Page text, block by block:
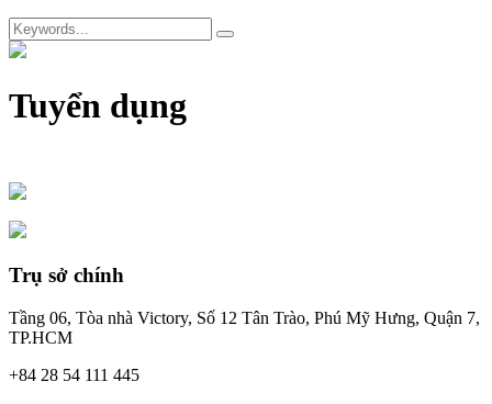
Tuyển dụng
Trụ sở chính
Tầng 06, Tòa nhà Victory, Số 12 Tân Trào, Phú Mỹ Hưng, Quận 7,
TP.HCM
+84 28 54 111 445